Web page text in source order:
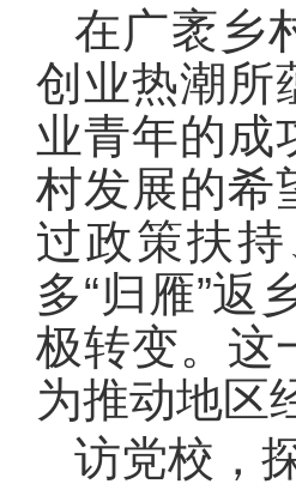
在广袤乡
创业热潮所
业青年的成
村发展的希
过政策扶
多“归雁”返
极转变。这
为推动地区
访党校，